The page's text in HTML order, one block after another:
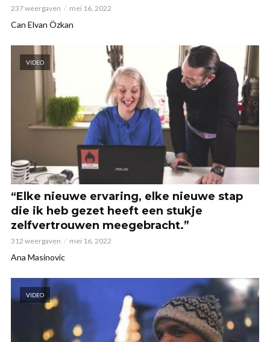
237 weergaven mei 16, 2022
Can Elvan Özkan
VIDEO
“Elke nieuwe ervaring, elke nieuwe stap
die ik heb gezet heeft een stukje
zelfvertrouwen meegebracht.”
312 weergaven mei 16, 2022
Ana Masinovic
VIDEO